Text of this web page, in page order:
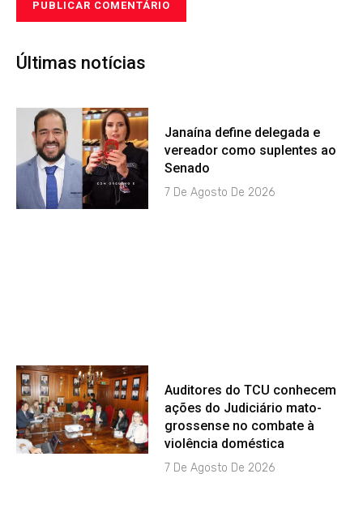
Últimas notícias
Janaína define delegada e
vereador como suplentes ao
Senado
7 De Agosto De 2026
Auditores do TCU conhecem
ações do Judiciário mato-
grossense no combate à
violência doméstica
7 De Agosto De 2026